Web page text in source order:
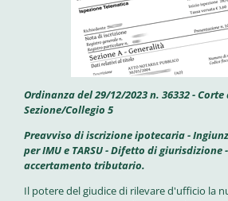
Ordinanza del 29/12/2023 n. 36332 - Corte
Sezione/Collegio 5
Preavviso di iscrizione ipotecaria -
per IMU e TARSU - Difetto di giurisdizione
accertamento tributario.
Il potere del giudice di rilevare d'ufficio la